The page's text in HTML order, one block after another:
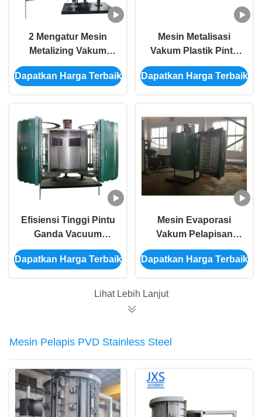
2 Mengatur Mesin
Metalizing Vakum
Chrome
Dapatkan Harga Terbaik
Mesin Metalisasi
Vakum Plastik Pintu
Terbuka Depan
Ganda
Dapatkan Harga Terbaik
Efisiensi Tinggi Pintu
Ganda Vacuum
Thermal Evaporation
Coating Unit Di
Dapatkan Harga Terbaik
Mesin Evaporasi
Vakum Pelapisan
Panel Kaca Kapasitas
Besar Untuk Cermin
Dapatkan Harga Terbaik
Lihat Lebih Lanjut
Mesin Pelapis PVD Stainless Steel